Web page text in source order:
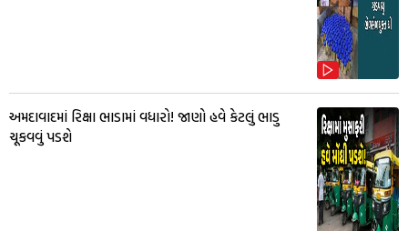
અમદાવાદમાં રિક્ષા ભાડામાં વધારો! જાણો હવે કેટલું ભાડુ
ચૂકવવું પડશે